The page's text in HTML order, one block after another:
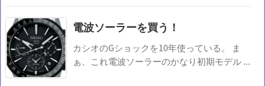
電波ソーラーを買う！
カシオのGショックを10年使っている。 ま
ぁ、これ電波ソーラーのかなり初期モデル ...